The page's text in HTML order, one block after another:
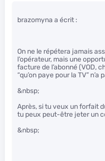
brazomyna a écrit :
On ne le répétera jamais
l’opérateur, mais une
facture de l’abonné (VOD,
“qu’on paye pour la TV” n’a
&nbsp;
Après, si tu veux un forfait
tu peux peut-être jeter un
&nbsp;